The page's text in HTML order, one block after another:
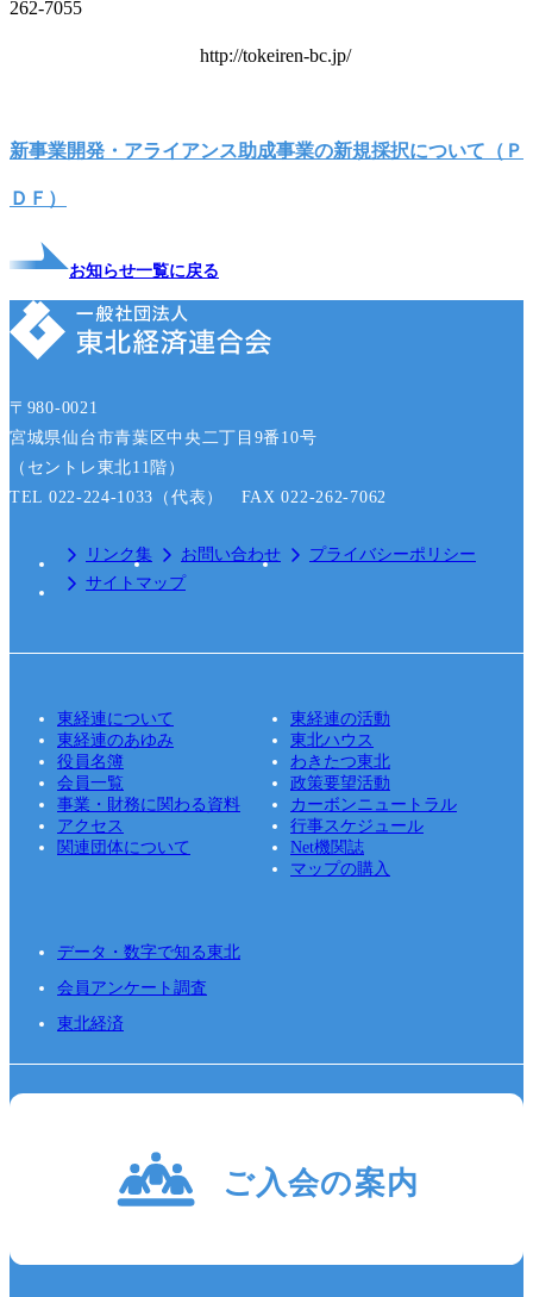
262-7055
http://tokeiren-bc.jp/
新事業開発・アライアンス助成事業の新規採択について（Ｐ
ＤＦ）
お知らせ一覧に戻る
〒980-0021
宮城県仙台市青葉区中央二丁目9番10号
（セントレ東北11階）
TEL 022-224-1033（代表） FAX 022-262-7062
リンク集 お問い合わせ
プライバシーポリシー
サイトマップ
東経連について
東経連の活動
東経連のあゆみ
東北ハウス
役員名簿
わきたつ東北
会員一覧
政策要望活動
事業・財務に関わる資料
カーボンニュートラル
アクセス
行事スケジュール
関連団体について
Net機関誌
マップの購入
データ・数字で知る東北
会員アンケート調査
東北経済